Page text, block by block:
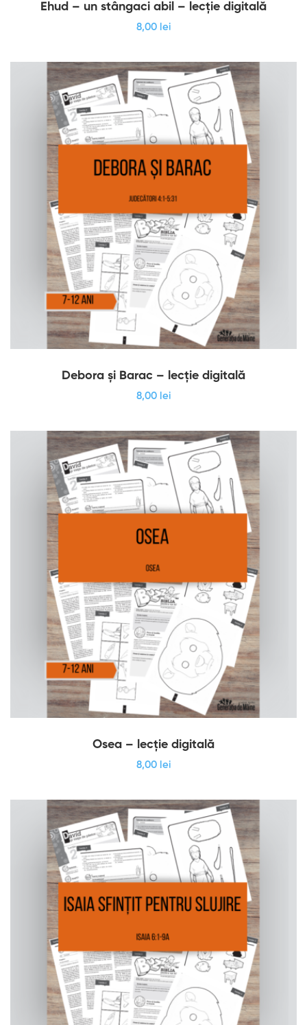
Ehud – un stângaci abil – lecție digitală
8,00 lei
Debora și Barac – lecție digitală
8,00 lei
Osea – lecție digitală
8,00 lei